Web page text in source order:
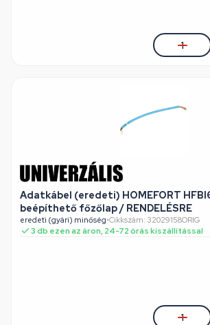
Adatkábel (eredeti) HOMEFORT HFBI64
beépíthető főzőlap / RENDELÉSRE
eredeti (gyári) minőség•Cikkszám: 32029158ORIG
3 db ezen az áron, 24-72 órás kiszállítással